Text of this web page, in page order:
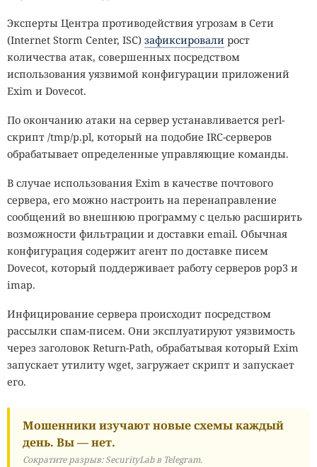
Эксперты Центра противодействия угрозам в Сети
(Internet Storm Center, ISC) зафиксировали рост
количества атак, совершенных посредством
использования уязвимой конфигурации приложений
Exim и Dovecot.
По окончанию атаки на сервер устанавливается perl-
скрипт /tmp/p.pl, который на подобие IRC-серверов
обрабатывает определенные управляющие команды.
В случае использования Exim в качестве почтового
сервера, его можно настроить на перенаправление
сообщений во внешнюю программу с целью расширить
возможности фильтрации и доставки email. Обычная
конфигурация содержит агент по доставке писем
Dovecot, который поддерживает работу серверов pop3 и
imap.
Инфицирование сервера происходит посредством
рассылки спам-писем. Они эксплуатируют уязвимость
через заголовок Return-Path, обрабатывая который Exim
запускает утилиту wget, загружает скрипт и запускает
его.
Мошенники изучают новые схемы каждый
день. Вы — нет.
Сократите разрыв: SecurityLab в Telegram.